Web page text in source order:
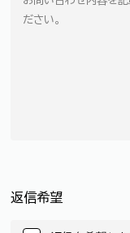
返信希望